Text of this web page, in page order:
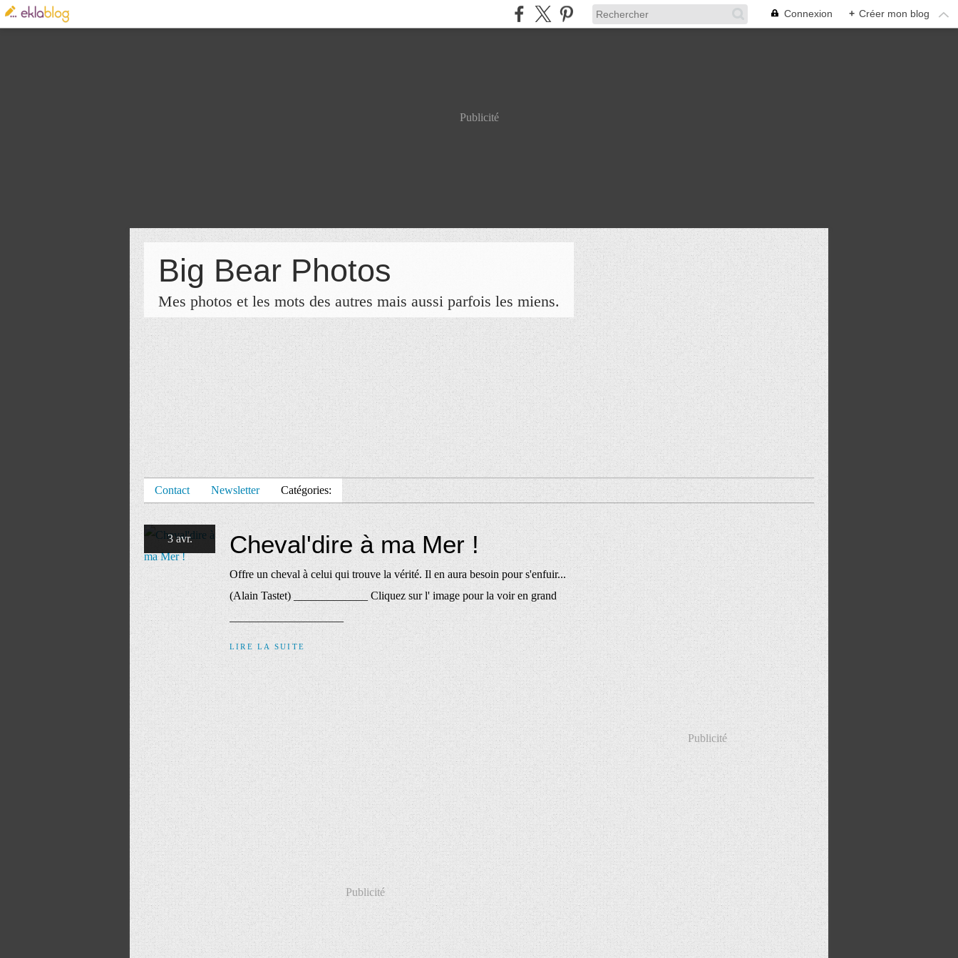
Connexion + Créer mon blog
Publicité
Big Bear Photos
Mes photos et les mots des autres mais aussi parfois les miens.
Contact Newsletter Catégories:
3 avr. Cheval'dire à ma Mer !
Offre un cheval à celui qui trouve la vérité. Il en aura besoin pour s'enfuir...
(Alain Tastet) _____________ Cliquez sur l' image pour la voir en grand
____________________
LIRE LA SUITE
Publicité
Publicité